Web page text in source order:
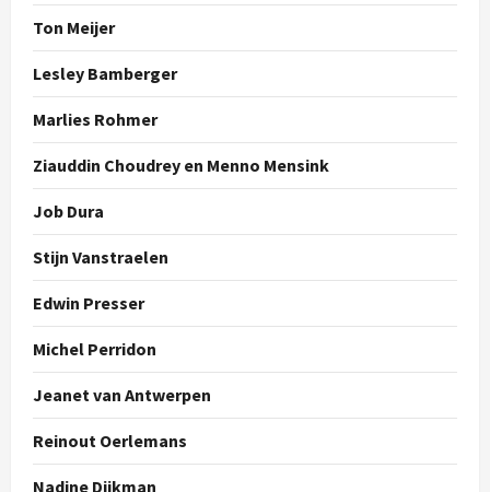
Ton Meijer
Lesley Bamberger
Marlies Rohmer
Ziauddin Choudrey en Menno Mensink
Job Dura
Stijn Vanstraelen
Edwin Presser
Michel Perridon
Jeanet van Antwerpen
Reinout Oerlemans
Nadine Dijkman